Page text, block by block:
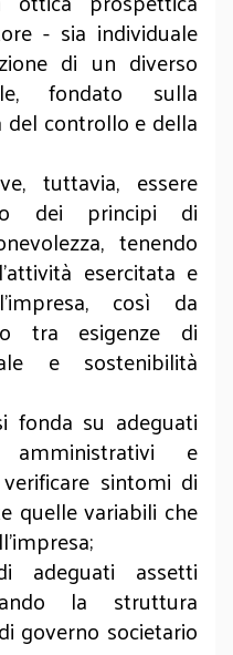
- sia individuale
di un diverso
fondato sulla
controllo e della
tuttavia, essere
dei principi di
tenendo
esercitata e
così da
tra esigenze di
e sostenibilità
fonda su adeguati
amministrativi e
sintomi di
quelle variabili che
adeguati assetti
la struttura
governo societario